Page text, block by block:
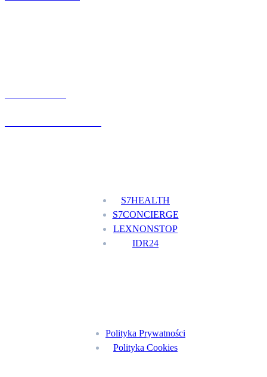
S7HEALTH
S7CONCIERGE
LEXNONSTOP
IDR24
Polityka Prywatności
Polityka Cookies